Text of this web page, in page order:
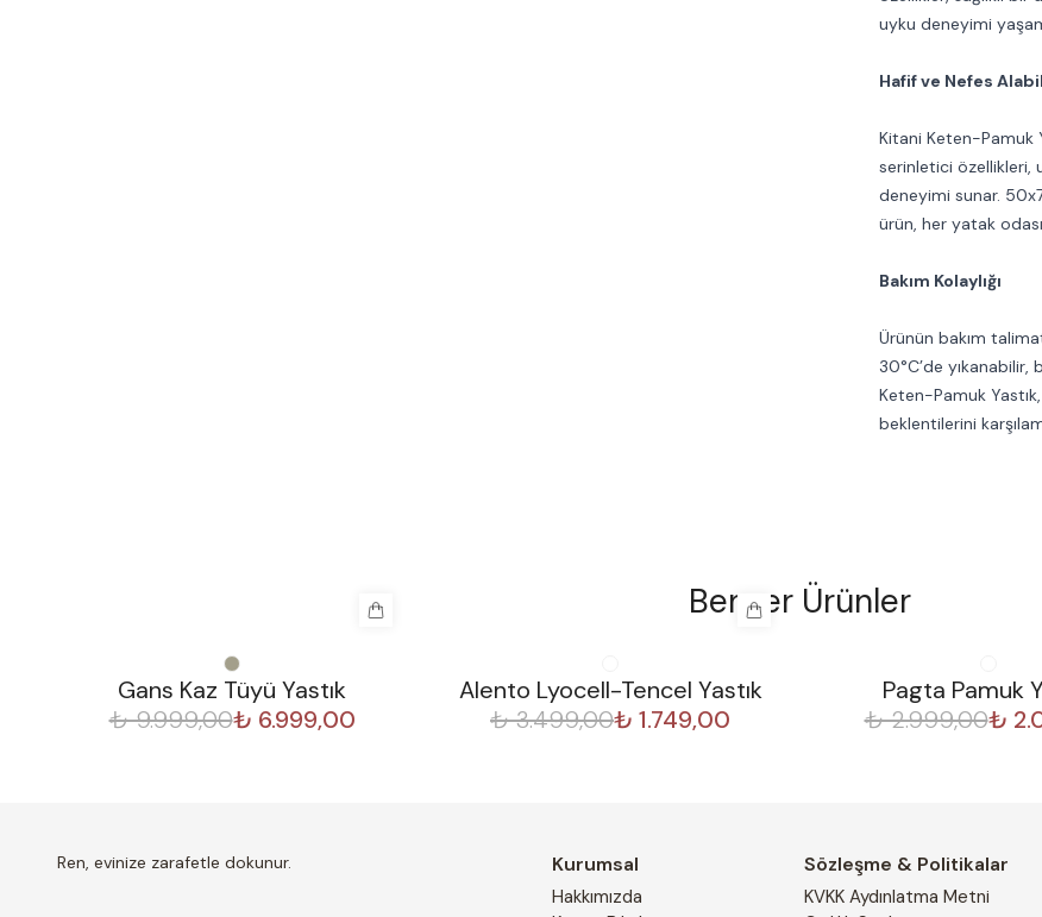
uyku deneyimi
Hafif ve Nefes
Kitani Keten-Pamuk
serinletici özellikleri,
deneyimi sunar.
ürün, her yatak
Bakım Kolaylığı
Ürünün bakım
30°C’de
Keten-Pamuk
beklentilerini
Benzer Ürünler
Gans Kaz Tüyü Yastık
₺ 9.999,00₺ 6.999,00
Alento Lyocell-Tencel Yastık
₺ 3.499,00₺ 1.749,00
Pagta Pamuk
₺ 2.999,00₺
Ren, evinize zarafetle dokunur. Kurumsal
Hakkımızda
Sözleşme & Politikalar
KVKK Aydınlatma Metni